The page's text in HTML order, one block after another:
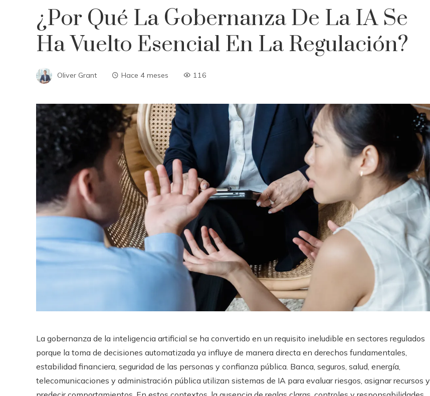
¿Por Qué La Gobernanza De La IA Se
Ha Vuelto Esencial En La Regulación?
Oliver Grant Hace 4 meses 116
La gobernanza de la inteligencia artificial se ha convertido en un requisito ineludible en sectores regulados
porque la toma de decisiones automatizada ya influye de manera directa en derechos fundamentales,
estabilidad financiera, seguridad de las personas y confianza pública. Banca, seguros, salud, energía,
telecomunicaciones y administración pública utilizan sistemas de IA para evaluar riesgos, asignar recursos y